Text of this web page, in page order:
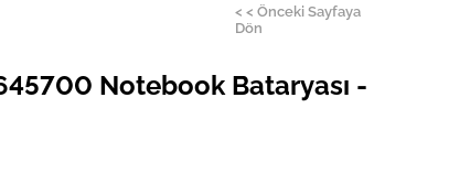
< < Önceki Sayfaya
Dön
Notebook Bataryası -